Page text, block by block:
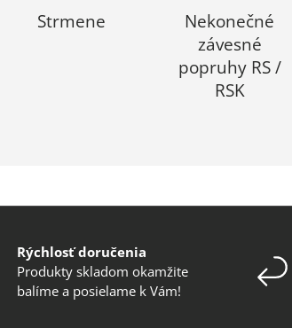
Strmene
Nekonečné
závesné
popruhy RS /
RSK
Rýchlosť doručenia
Produkty skladom okamžite
balíme a posielame k Vám!